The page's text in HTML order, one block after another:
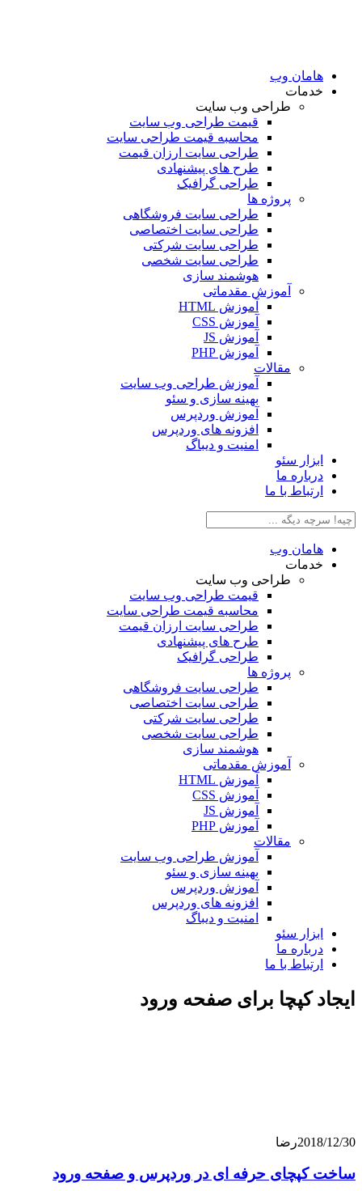
وب
طراحی وب سایت
قیمت طراحی وب سایت
محاسبه قیمت طراحی سایت
طراحی سایت ارزان قیمت
طرح های پیشنهادی
طراحی گرافیک
پروژه ها
طراحی سایت فروشگاهی
طراحی سایت اختصاصی
طراحی سایت شرکتی
طراحی سایت شخصی
هوشمند سازی
آموزش مقدماتی
آموزش HTML
آموزش CSS
آموزش JS
آموزش PHP
مقالات
آموزش طراحی وب سایت
بهینه سازی و سئو
آموزش وردپرس
افزونه های وردپرس
امنیت و دیباگ
سئو
ما
با ما
وب
طراحی وب سایت
قیمت طراحی وب سایت
محاسبه قیمت طراحی سایت
طراحی سایت ارزان قیمت
طرح های پیشنهادی
طراحی گرافیک
پروژه ها
طراحی سایت فروشگاهی
طراحی سایت اختصاصی
طراحی سایت شرکتی
طراحی سایت شخصی
هوشمند سازی
آموزش مقدماتی
آموزش HTML
آموزش CSS
آموزش JS
آموزش PHP
مقالات
آموزش طراحی وب سایت
بهینه سازی و سئو
آموزش وردپرس
افزونه های وردپرس
امنیت و دیباگ
سئو
ما
با ما
کپچا برای صفحه ورود
رضا
حرفه ای در وردپرس و صفحه ورود